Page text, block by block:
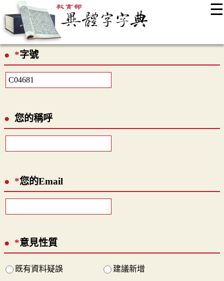
☰
最新消息
*字號
您的稱呼
*您的Email
*意見性質
既有資料疑誤 建議新增